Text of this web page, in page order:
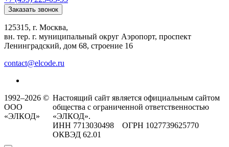
Заказать звонок
125315, г. Москва,
вн. тер. г. муниципальный округ Аэропорт, проспект
Ленинградский, дом 68, строение 16
contact@elcode.ru
1992–2026 ©
ООО
«ЭЛКОД»
Настоящий сайт является официальным сайтом
общества с ограниченной ответственностью
«ЭЛКОД».
ИНН 7713030498 ОГРН 1027739625770
ОКВЭД 62.01